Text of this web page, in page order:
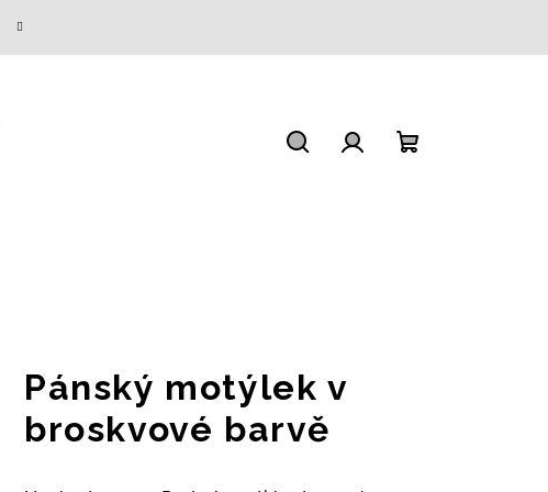
Pánský motýlek v
broskvové barvě